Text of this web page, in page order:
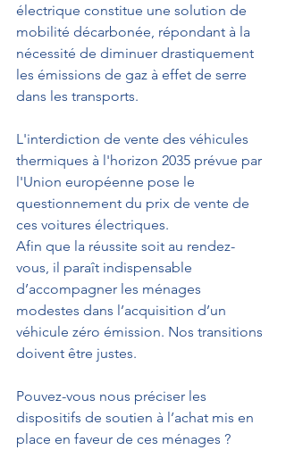
électrique constitue une solution de
mobilité décarbonée, répondant à la
nécessité de diminuer drastiquement
les émissions de gaz à effet de serre
dans les transports.
L'interdiction de vente des véhicules
thermiques à l'horizon 2035 prévue par
l'Union européenne pose le
questionnement du prix de vente de
ces voitures électriques.
Afin que la réussite soit au rendez-
vous, il paraît indispensable
d’accompagner les ménages
modestes dans l’acquisition d’un
véhicule zéro émission. Nos transitions
doivent être justes.
Pouvez-vous nous préciser les
dispositifs de soutien à l’achat mis en
place en faveur de ces ménages ?